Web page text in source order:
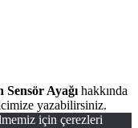
Ayağı hakkında
yazabilirsiniz.
için çerezleri